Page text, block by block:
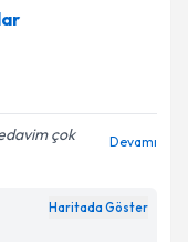
çok
Devamı
Haritada Göster